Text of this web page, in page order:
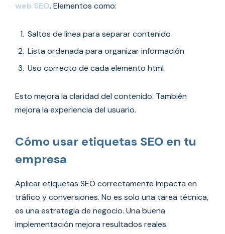
web SEO. Elementos como:
Saltos de línea para separar contenido
Lista ordenada para organizar información
Uso correcto de cada elemento html
Esto mejora la claridad del contenido. También
mejora la experiencia del usuario.
Cómo usar etiquetas SEO en tu
empresa
Aplicar etiquetas SEO correctamente impacta en
tráfico y conversiones. No es solo una tarea técnica,
es una estrategia de negocio. Una buena
implementación mejora resultados reales.